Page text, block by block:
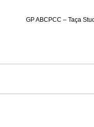
GP ABCPCC – Taça